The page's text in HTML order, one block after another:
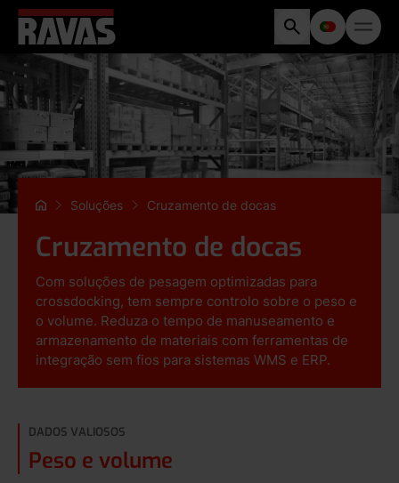
Soluções Cruzamento de docas
Cruzamento de docas
Com soluções de pesagem optimizadas para
crossdocking, tem sempre controlo sobre o peso e
o volume. Reduza o tempo de manuseamento e
armazenamento de materiais com ferramentas de
integração sem fios para sistemas WMS e ERP.
DADOS VALIOSOS
Peso e volume